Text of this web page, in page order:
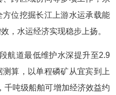
位挖掘长江上游水运承载能
，水运经济实现稳步上扬。
航道最低维护水深提升至2.9
算，以单程磷矿从宜宾到上
千吨级船舶可增加经济效益约